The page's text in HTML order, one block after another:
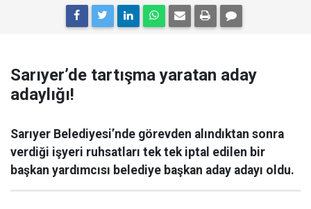
Sarıyer’de tartışma yaratan aday
adaylığı!
Sarıyer Belediyesi’nde görevden alındıktan sonra
verdiği işyeri ruhsatları tek tek iptal edilen bir
başkan yardımcısı belediye başkan aday adayı oldu.